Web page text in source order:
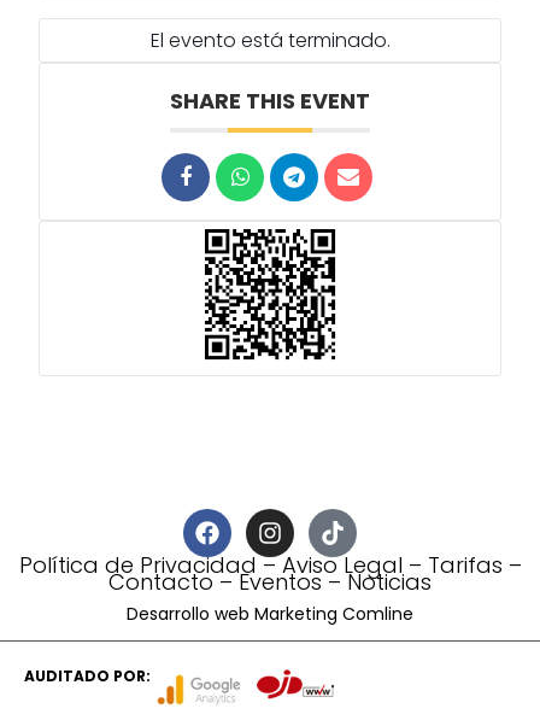
El evento está terminado.
SHARE THIS EVENT
Política de Privacidad–Aviso Legal – Tarifas –
Contacto–Eventos –Noticias
Desarrollo web Marketing Comline
AUDITADO POR: